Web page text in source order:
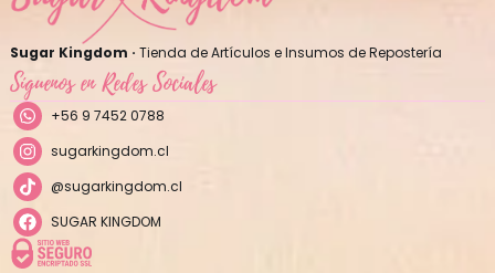
Sugar Kingdom · Tienda de Artículos e Insumos de Repostería
Síguenos en Redes Sociales
+56 9 7452 0788
sugarkingdom.cl
@sugarkingdom.cl
SUGAR KINGDOM